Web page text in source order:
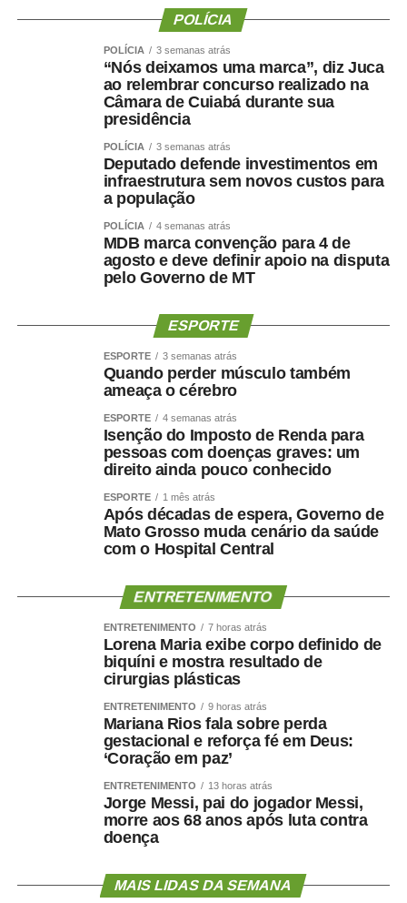
contrário, o governo federal dispõe dos valores apenas
durante o tempo de vigência da medida provisória.
Comissões
Três comissões já divulgaram as pautas das reuniões
A Comissão de Relações Exteriores (CRE) tem reunião
marcada para terça-feira (11), às 10h. Na pauta de dez
itens, estão acordos, convenções e protocolos firmados
pelo Brasil com outros países, entre eles oPDL
, que ratifica o Protocolo de Montevidéu sobre
II), assinado em 2011.
Na quarta-feira (12), a partir das 10h, a Comissão de
Esporte (CEsp) se reúne para votar dois projetos. Um
PL 3.905/2025 , que institui Política Nacional de
Acesso à Atividade Física pelo SUS para prevenir e
controlar o câncer.
Ainda na quarta, às 10h, a Comissão de Ciência e
Tecnologia (CCT) analisa pauta com 56 itens. Entre eles,
estão projetos de decreto legislativo que tratam de
concessão e renovação de outorga para emissoras de
inclui a cidadania digital entre os eixos da Política
as ações previstas, o estímulo à educação midiática no
ambiente de ensino, a orientação das famílias sobre
consumo tecnológico e a ampliação de parcerias entre o
governo e empresas privadas na área digital.
Audiências públicas
Nas comissões, além das reuniões deliberativas, estão
marcadas as seguintes audiências públicas para a
semana se esforço concentrado:
Segunda-feira (10), às 10h: a Subcomissão
Permanente dos Povos Indígenas Yanomami
POLÍCIA
POLÍCIA 3 semanas atrás
“Nós deixamos uma marca”, diz Juca
ao relembrar concurso realizado na
Câmara de Cuiabá durante sua
presidência
POLÍCIA 3 semanas atrás
Deputado defende investimentos em
infraestrutura sem novos custos para
a população
POLÍCIA 4 semanas atrás
MDB marca convenção para 4 de
agosto e deve definir apoio na disputa
pelo Governo de MT
ESPORTE
ESPORTE 3 semanas atrás
Quando perder músculo também
ameaça o cérebro
ESPORTE 4 semanas atrás
Isenção do Imposto de Renda para
pessoas com doenças graves: um
direito ainda pouco conhecido
ESPORTE 1 mês atrás
Após décadas de espera, Governo de
Mato Grosso muda cenário da saúde
com o Hospital Central
ENTRETENIMENTO
ENTRETENIMENTO 7 horas atrás
Lorena Maria exibe corpo definido de
biquíni e mostra resultado de
cirurgias plásticas
ENTRETENIMENTO 9 horas atrás
Mariana Rios fala sobre perda
gestacional e reforça fé em Deus:
‘Coração em paz’
ENTRETENIMENTO 13 horas atrás
Jorge Messi, pai do jogador Messi,
morre aos 68 anos após luta contra
doença
MAIS LIDAS DA SEMANA